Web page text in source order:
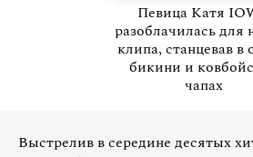
Певица Катя
разоблачилась для
клипа, станцевав в
бикини и
чапах
Выстрелив в середине десятых